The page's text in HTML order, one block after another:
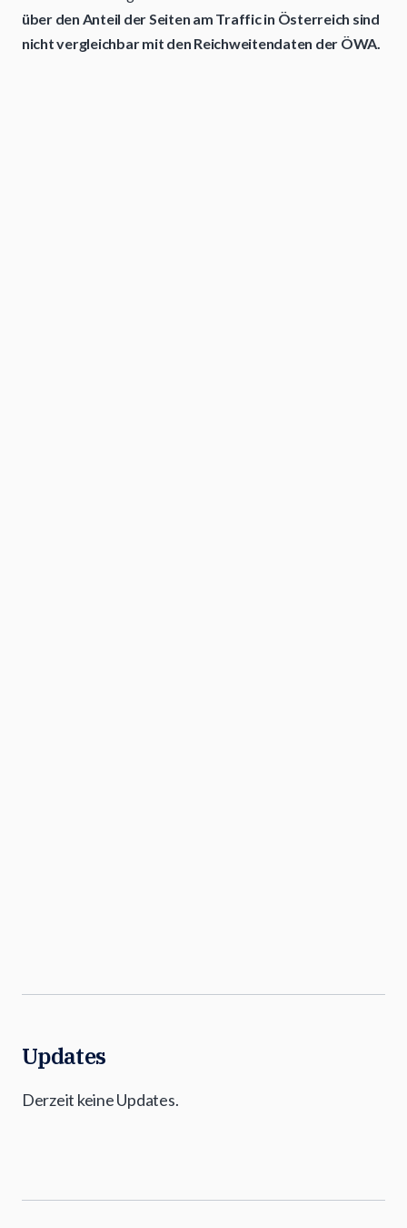
über den Anteil der Seiten am Traffic in Österreich sind
nicht vergleichbar mit den Reichweitendaten der ÖWA.
Updates
Derzeit keine Updates.